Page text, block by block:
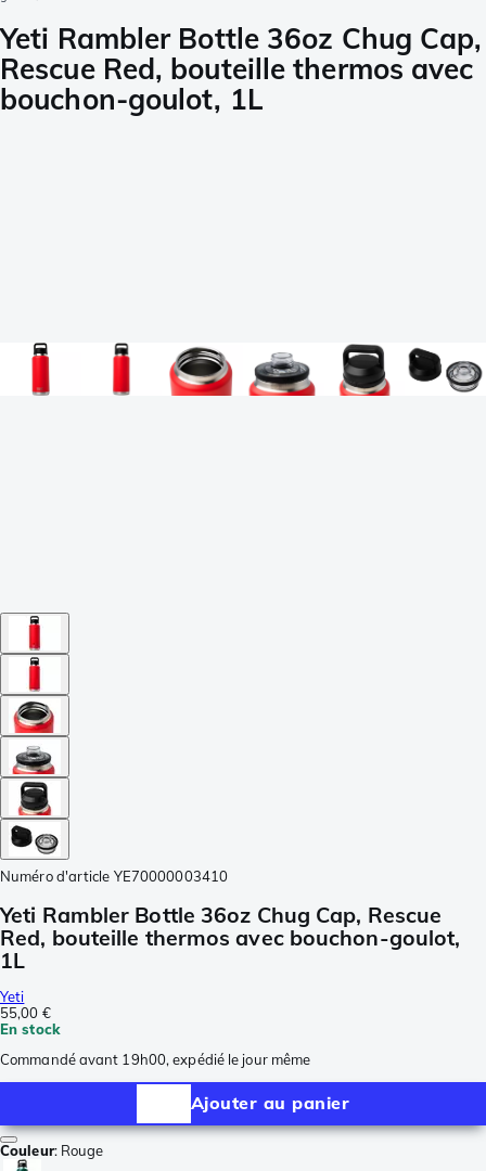
Yeti Rambler Bottle 36oz Chug Cap,
Rescue Red, bouteille thermos avec
bouchon-goulot, 1L
Numéro d'article YE70000003410
Yeti Rambler Bottle 36oz Chug Cap, Rescue
Red, bouteille thermos avec bouchon-goulot,
1L
Yeti
55,00 €
En stock
Commandé avant 19h00, expédié le jour même
Ajouter au panier
Couleur: Rouge